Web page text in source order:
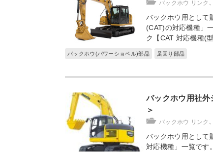
バックホウ リンク
バックホウ用として
(CAT)の対応機種」
ク【CAT 対応機種(
バックホウ(パワーショベル)部品 足回り部品
バックホウ用社外
＞
バックホウ リンク
バックホウ用として
対応機種」一覧です